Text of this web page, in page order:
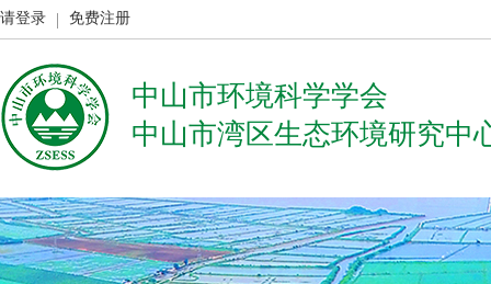
请登录 免费注册
中山市环境科学学会
中山市湾区生态环境研究中